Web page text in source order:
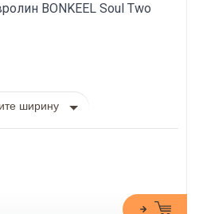
BONKEEL Soul Two
ширину